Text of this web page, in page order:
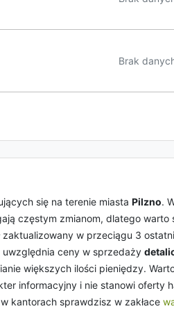
Brak
się na terenie miasta Pilzno.
częstym zmianom, dlatego
w przeciągu 3
uwzględnia ceny w sprzedaży
większych ilości pieniędzy.
informacyjny i nie stanowi oferty
w kantorach sprawdzisz w zakłace